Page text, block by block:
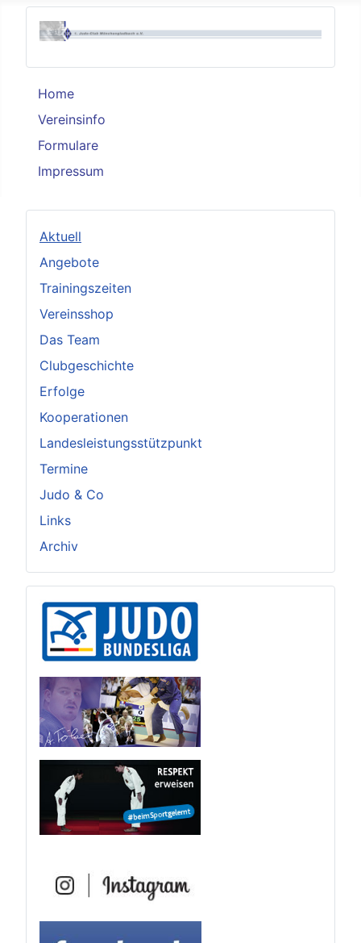
Home
Vereinsinfo
Formulare
Impressum
Aktuell
Angebote
Trainingszeiten
Vereinsshop
Das Team
Clubgeschichte
Erfolge
Kooperationen
Landesleistungsstützpunkt
Termine
Judo & Co
Links
Archiv